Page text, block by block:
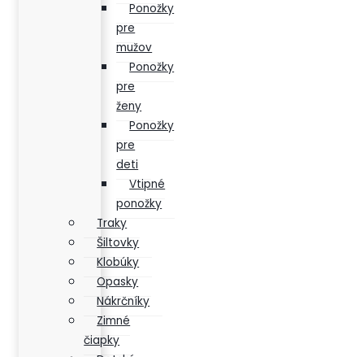
Ponožky
pre
mužov
Ponožky
pre
ženy
Ponožky
pre
deti
Vtipné
ponožky
Traky
Šiltovky
Klobúky
Opasky
Nákrčníky
Zimné
čiapky